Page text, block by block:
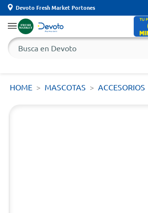
Devoto Fresh Market Portones
HOME MASCOTAS ACCESORIOS